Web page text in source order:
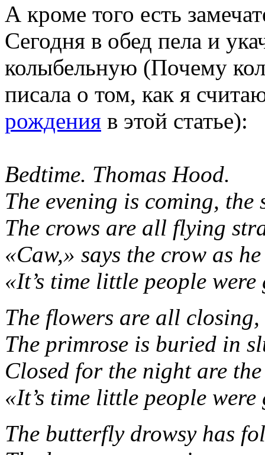
А кроме того есть
Сегодня в обед пела и
колыбельную (Почему
писала о том, как я
рождения в этой статье):
Bedtime. Thomas Hood.
The evening is coming, the
The crows are all flying
«Caw,» says the crow as
«It’s time little people
The flowers are all closing,
The primrose is buried in
Closed for the night are
«It’s time little people
The butterfly drowsy has